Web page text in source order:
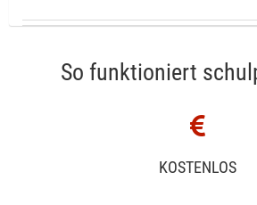
So funktioniert
KOSTENLOS